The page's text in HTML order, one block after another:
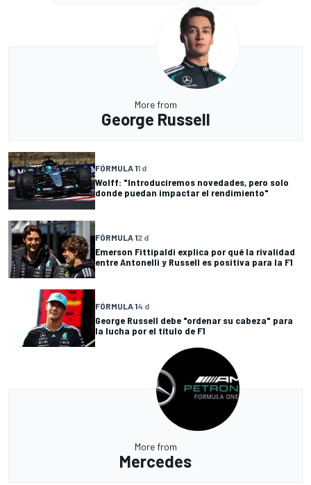
More from
George Russell
FÓRMULA 11 d
Wolff: "Introduciremos novedades, pero solo
donde puedan impactar el rendimiento"
FÓRMULA 12 d
Emerson Fittipaldi explica por qué la rivalidad
entre Antonelli y Russell es positiva para la F1
FÓRMULA 14 d
George Russell debe "ordenar su cabeza" para
la lucha por el título de F1
More from
Mercedes